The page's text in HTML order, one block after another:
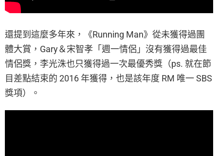
還提到這麼多年來，《Running Man》從未獲得過團
體大賞，Gary＆宋智孝「週一情侶」沒有獲得過最佳
情侶獎，李光洙也只獲得過一次最優秀獎（ps. 就在節
目差點結束的 2016 年獲得，也是該年度 RM 唯一 SBS
獎項）。